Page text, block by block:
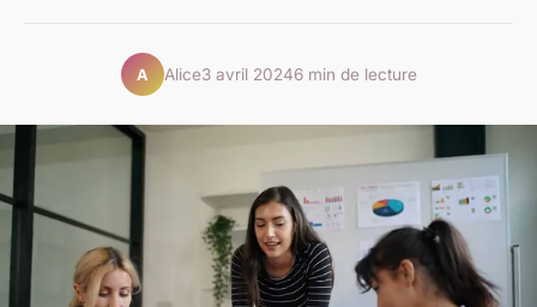
A Alice3 avril 20246 min de lecture